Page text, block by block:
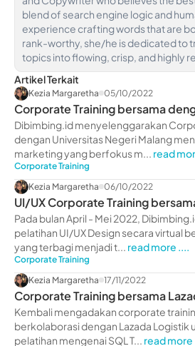
blend of search engine logic and
experience crafting words that are
rank-worthy, she/he is dedicated to
topics into flowing, crisp, and highly
Artikel Terkait
Kezia Margaretha 05/10/2022
Corporate Training bersama
dibimbing.id
Dibimbing.id menyelenggarakan
dengan Universitas Negeri Malang
marketing yang berfokus m... read
Corporate Training
Kezia Margaretha 06/10/2022
UI/UX Corporate Training
Pada bulan April - Mei 2022,
pelatihan UI/UX Design secara virtual
yang terbagi menjadi t... read more ....
Corporate Training
Kezia Margaretha 17/11/2022
Corporate Training bersama
dibimbing.id
Kembali mengadakan corporate
berkolaborasi dengan Lazada Logistik
pelatihan mengenai SQL T... read more